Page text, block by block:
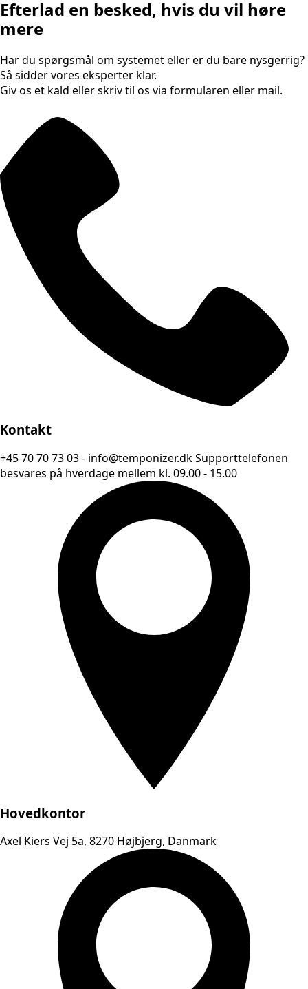
Efterlad en besked, hvis du vil høre
mere
Har du spørgsmål om systemet eller er du bare nysgerrig?
Så sidder vores eksperter klar.
Giv os et kald eller skriv til os via formularen eller mail.
Kontakt
+45 70 70 73 03 - info@temponizer.dk Supporttelefonen
besvares på hverdage mellem kl. 09.00 - 15.00
Hovedkontor
Axel Kiers Vej 5a, 8270 Højbjerg, Danmark